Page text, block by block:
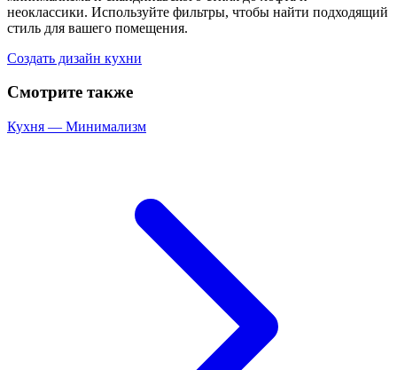
неоклассики. Используйте фильтры, чтобы найти подходящий
стиль для вашего помещения.
Создать дизайн кухни
Смотрите также
Кухня — Минимализм